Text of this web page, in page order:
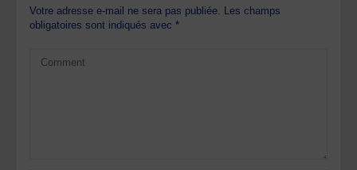
Votre adresse e-mail ne sera pas publiée. Les champs
obligatoires sont indiqués avec*